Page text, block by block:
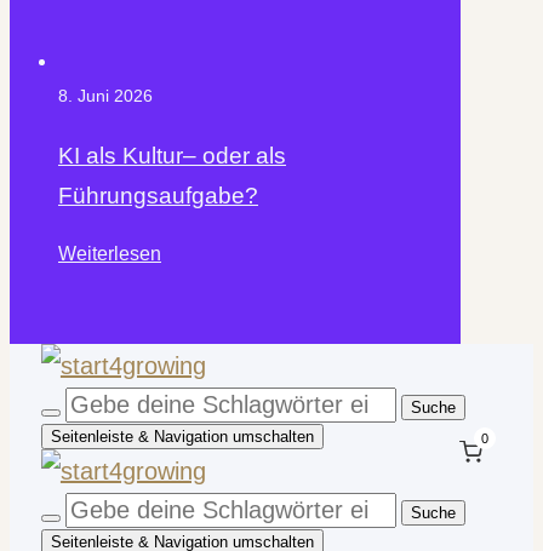
8. Juni 2026
KI als Kultur– oder als
Führungsaufgabe?
Weiterlesen
0
Seitenleiste & Navigation umschalten
Seitenleiste & Navigation umschalten